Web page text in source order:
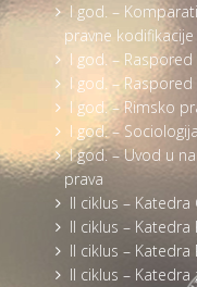
I god. –
pravne kodifikacije
I god. –
I god. –
I god. – Rimsko
I god. –
I god. – Uvod u
prava
II ciklus – Katedra
II ciklus – Katedra
II ciklus – Katedra
II ciklus – Katedra